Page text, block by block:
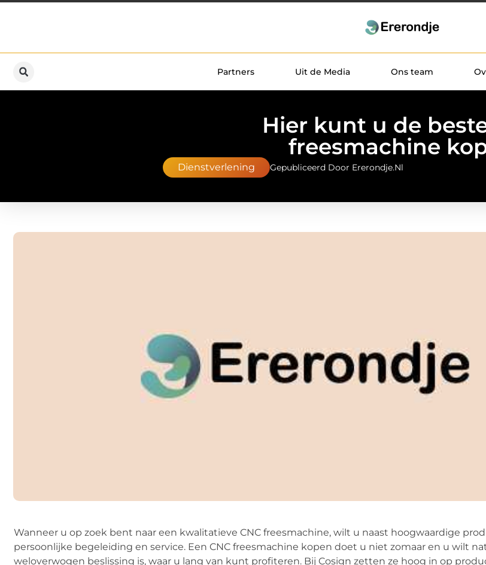
Partners Uit de Media Ons team
Hier kunt u de
freesmachine
Dienstverlening Gepubliceerd Door Ererondje.nl
Wanneer u op zoek bent naar een kwalitatieve CNC freesmachine, wilt u naast hoogwaardige
persoonlijke begeleiding en service. Een CNC freesmachine kopen doet u niet zomaar en u wilt
weloverwogen beslissing is, waar u lang van kunt profiteren. Bij Cosign zetten ze hoog in op